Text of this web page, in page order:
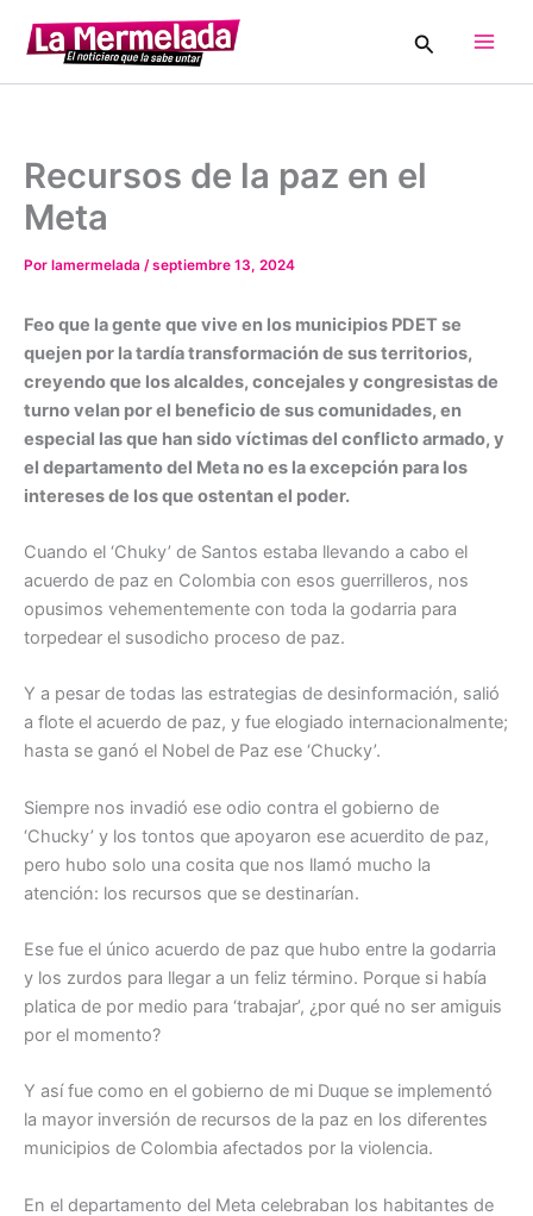
contenido
Buscar
Recursos de la paz en el
Meta
Por lamermelada /septiembre 13, 2024
Feo que la gente que vive en los municipios PDET se
quejen por la tardía transformación de sus territorios,
creyendo que los alcaldes, concejales y congresistas de
turno velan por el beneficio de sus comunidades, en
especial las que han sido víctimas del conflicto armado, y
el departamento del Meta no es la excepción para los
intereses de los que ostentan el poder.
Cuando el ‘Chuky’ de Santos estaba llevando a cabo el
acuerdo de paz en Colombia con esos guerrilleros, nos
opusimos vehementemente con toda la godarria para
torpedear el susodicho proceso de paz.
Y a pesar de todas las estrategias de desinformación, salió
a flote el acuerdo de paz, y fue elogiado internacionalmente;
hasta se ganó el Nobel de Paz ese ‘Chucky’.
Siempre nos invadió ese odio contra el gobierno de
‘Chucky’ y los tontos que apoyaron ese acuerdito de paz,
pero hubo solo una cosita que nos llamó mucho la
atención: los recursos que se destinarían.
Ese fue el único acuerdo de paz que hubo entre la godarria
y los zurdos para llegar a un feliz término. Porque si había
platica de por medio para ‘trabajar’, ¿por qué no ser amiguis
por el momento?
Y así fue como en el gobierno de mi Duque se implementó
la mayor inversión de recursos de la paz en los diferentes
municipios de Colombia afectados por la violencia.
En el departamento del Meta celebraban los habitantes de